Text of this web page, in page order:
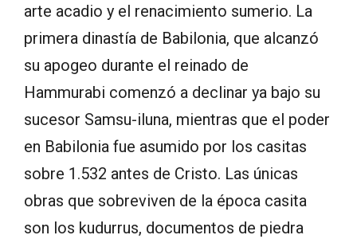
arte acadio y el renacimiento sumerio. La
primera dinastía de Babilonia, que alcanzó
su apogeo durante el reinado de
Hammurabi comenzó a declinar ya bajo su
sucesor Samsu-iluna, mientras que el poder
en Babilonia fue asumido por los casitas
sobre 1.532 antes de Cristo. Las únicas
obras que sobreviven de la época casita
son los kudurrus, documentos de piedra